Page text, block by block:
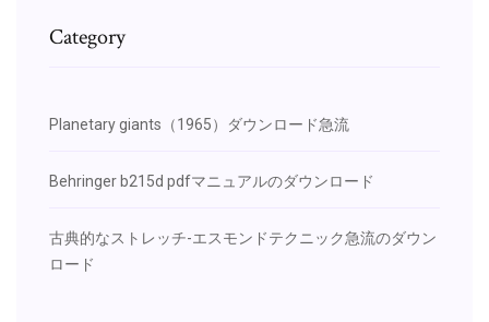
Category
Planetary giants（1965）ダウンロード急流
Behringer b215d pdfマニュアルのダウンロード
古典的なストレッチ-エスモンドテクニック急流のダウン
ロード